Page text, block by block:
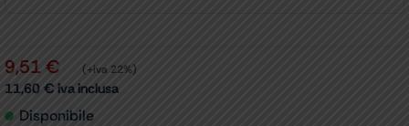
9,51 € (+iva 22%)
11,60 € iva inclusa
Disponibile